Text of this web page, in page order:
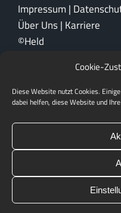
Cookie-
Diese Website nutzt Cookies.
dabei helfen, diese Website und
Impressum |
Über Uns| Karriere
©Held
Ein Unternehmen der